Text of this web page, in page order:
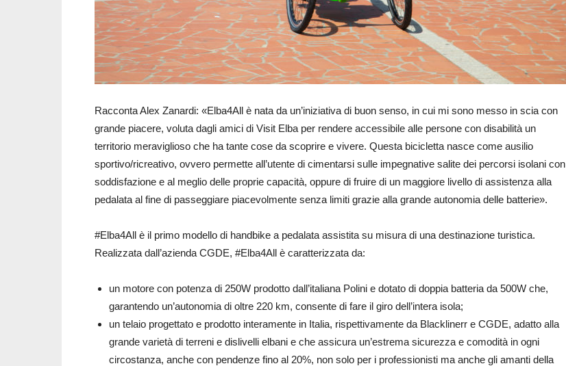
Racconta Alex Zanardi: «Elba4All è nata da un’iniziativa di buon senso, in cui mi sono messo in scia con
grande piacere, voluta dagli amici di Visit Elba per rendere accessibile alle persone con disabilità un
territorio meraviglioso che ha tante cose da scoprire e vivere. Questa bicicletta nasce come ausilio
sportivo/ricreativo, ovvero permette all’utente di cimentarsi sulle impegnative salite dei percorsi isolani con
soddisfazione e al meglio delle proprie capacità, oppure di fruire di un maggiore livello di assistenza alla
pedalata al fine di passeggiare piacevolmente senza limiti grazie alla grande autonomia delle batterie».
#Elba4All è il primo modello di handbike a pedalata assistita su misura di una destinazione turistica.
Realizzata dall’azienda CGDE, #Elba4All è caratterizzata da:
un motore con potenza di 250W prodotto dall’italiana Polini e dotato di doppia batteria da 500W che,
garantendo un’autonomia di oltre 220 km, consente di fare il giro dell’intera isola;
un telaio progettato e prodotto interamente in Italia, rispettivamente da Blacklinerr e CGDE, adatto alla
grande varietà di terreni e dislivelli elbani e che assicura un’estrema sicurezza e comodità in ogni
circostanza, anche con pendenze fino al 20%, non solo per i professionisti ma anche gli amanti della